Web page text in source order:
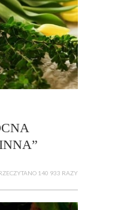
140 933 RAZY